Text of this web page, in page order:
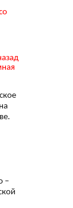
–